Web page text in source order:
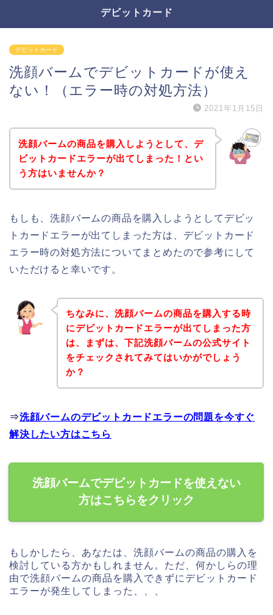
デビットカード
デビットカード
洗顔バームでデビットカードが使え
ない！（エラー時の対処方法）
2021年1月15日
洗顔バームの商品を購入しようとして、デ
ビットカードエラーが出てしまった！とい
う方はいませんか？
もしも、洗顔バームの商品を購入しようとしてデビッ
トカードエラーが出てしまった方は、デビットカード
エラー時の対処方法についてまとめたので参考にして
いただけると幸いです。
ちなみに、洗顔バームの商品を購入する時
にデビットカードエラーが出てしまった方
は、まずは、下記洗顔バームの公式サイト
をチェックされてみてはいかがでしょう
か？
⇒洗顔バームのデビットカードエラーの問題を今すぐ
解決したい方はこちら
洗顔バームでデビットカードを使えない
方はこちらをクリック
もしかしたら、あなたは、洗顔バームの商品の購入を
検討している方かもしれません。ただ、何かしらの理
由で洗顔バームの商品を購入できずにデビットカード
エラーが発生してしまった、、、